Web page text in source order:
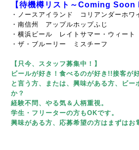
【待機樽リスト～Coming Soon
・ノースアイランド コリアンダーホワ
・南信州 アップルホップふじ
・横浜ビール レイトサマー・ウィート
・ザ・ブルーリー ミスチーフ
【只今、スタッフ募集中！】
ビールが好き！食べるのが好き!!接客が
と言う方、または、興味がある方、ビー
か？
経験不問、やる気＆人柄重視。
学生・フリーターの方もOKです。
興味がある方、応募希望の方はまずはお